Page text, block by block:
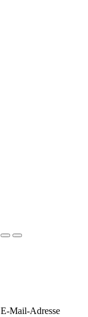
E-Mail-Adresse